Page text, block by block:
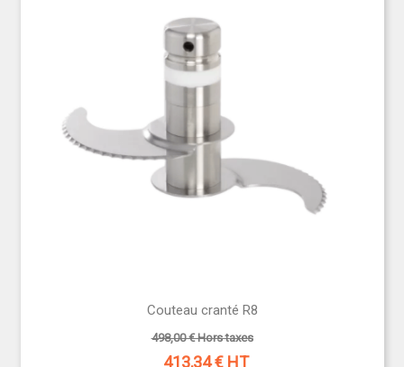
Couteau cranté R8
498,00 € Hors taxes
413,34€ HT